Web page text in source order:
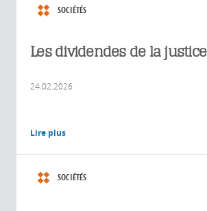
SOCIÉTÉS
Les dividendes de la justice
24.02.2026
Lire plus
SOCIÉTÉS